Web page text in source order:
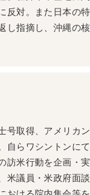
反対。また日本の
し指摘し、沖縄の
号取得、アメリカ
らワシントンに
訪米行動を企画・
米議員・米政府面